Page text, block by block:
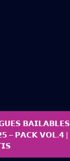
𝗕𝗔𝗜𝗟𝗔𝗕𝗟𝗘𝗦
– 𝗣𝗔𝗖𝗞 𝗩𝗢𝗟.𝟰 |